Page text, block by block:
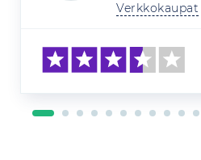
Verkkokaupat